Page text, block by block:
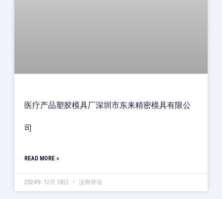
医疗产品塑胶模具厂深圳市东来精密模具有限公
司
READ MORE »
2024年 12月 18日 没有评论